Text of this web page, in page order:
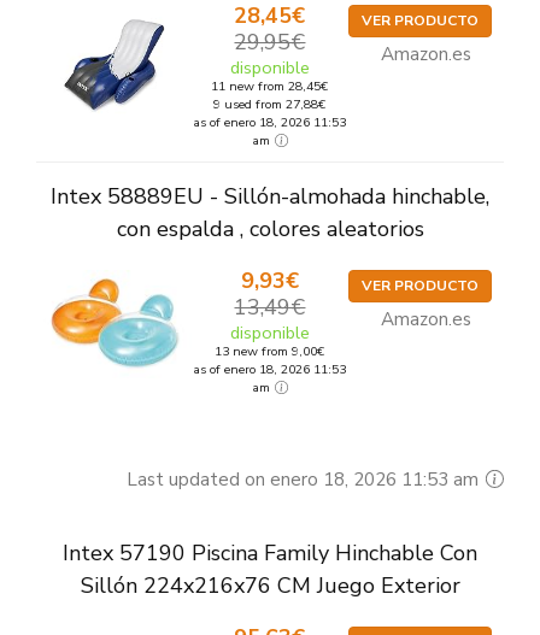
28,45€
29,95€
disponible
11 new from 28,45€
9 used from 27,88€
as of enero 18, 2026 11:53
am
VER PRODUCTO
Amazon.es
Intex 58889EU - Sillón-almohada hinchable,
con espalda , colores aleatorios
9,93€
13,49€
disponible
13 new from 9,00€
as of enero 18, 2026 11:53
am
VER PRODUCTO
Amazon.es
Last updated on enero 18, 2026 11:53 am
Intex 57190 Piscina Family Hinchable Con
Sillón 224x216x76 CM Juego Exterior